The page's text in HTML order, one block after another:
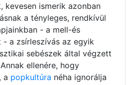
kevesen ismerik azonban
a tényleges, rendkívül
- a mell-és
a zsírleszívás az egyik
sebészek által végzett
ellenére, hogy
a popkultúra néha ignorálja